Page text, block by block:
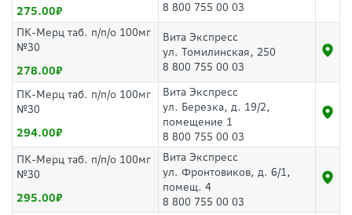
275.00
8 800 755 00 03
ПК-Мерц таб. п/п/о 100мг
№30
278.00
Вита Экспресс
ул. Томилинская, 250
8 800 755 00 03
ПК-Мерц таб. п/п/о 100мг
№30
294.00
Вита Экспресс
ул. Березка, д. 19/2,
помещение 1
8 800 755 00 03
ПК-Мерц таб. п/п/о 100мг
№30
295.00
Вита Экспресс
ул. Фронтовиков, д. 6/1,
помещ. 4
8 800 755 00 03